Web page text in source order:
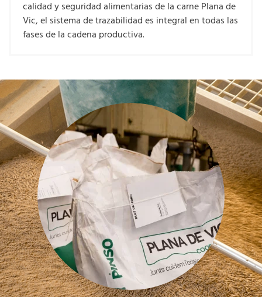
calidad y seguridad alimentarias de la carne Plana de
Vic, el sistema de trazabilidad es integral en todas las
fases de la cadena productiva.